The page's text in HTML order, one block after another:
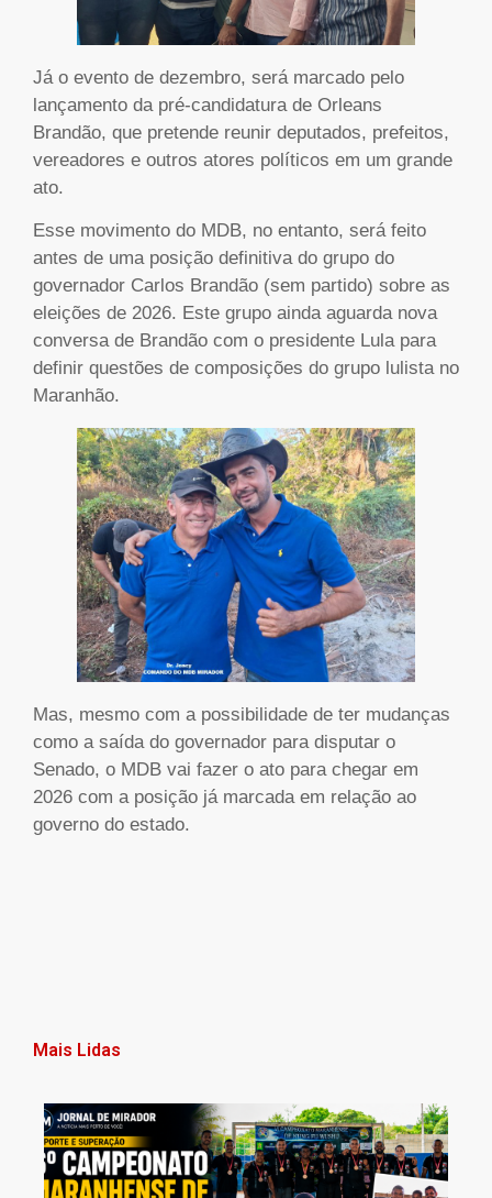
Já o evento de dezembro, será marcado pelo
lançamento da pré-candidatura de Orleans
Brandão, que pretende reunir deputados, prefeitos,
vereadores e outros atores políticos em um grande
ato.
Esse movimento do MDB, no entanto, será feito
antes de uma posição definitiva do grupo do
governador Carlos Brandão (sem partido) sobre as
eleições de 2026. Este grupo ainda aguarda nova
conversa de Brandão com o presidente Lula para
definir questões de composições do grupo lulista no
Maranhão.
Mas, mesmo com a possibilidade de ter mudanças
como a saída do governador para disputar o
Senado, o MDB vai fazer o ato para chegar em
2026 com a posição já marcada em relação ao
governo do estado.
Mais Lidas